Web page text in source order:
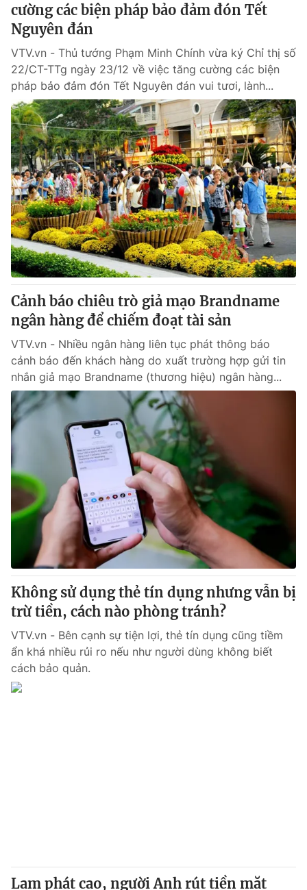
Tổng Biên tập: Vũ Thanh Thủy
Phó Tổng Biên tập:
Nguyễn Trọng Ninh
Tổng đài VTV: 024.38 355 931 - 024.38 355 932
Ðiện thoại Thời báo VTV:024.66 897 897
Email:toasoan@vtv.vn
Liên hệ quảng cáo:024-7300.7108
® Cấm sao chép dưới mọi hình thức nếu không có sự chấp
thuận bằng văn bản. Ghi rõ nguồn VTV.vn khi phát hành lại
thông tin từ website này.
cường các biện pháp bảo đảm đón Tết
Nguyên đán
VTV.vn - Thủ tướng Phạm Minh Chính vừa ký Chỉ thị số
22/CT-TTg ngày 23/12 về việc tăng cường các biện
pháp bảo đảm đón Tết Nguyên đán vui tươi, lành...
Cảnh báo chiêu trò giả mạo Brandname
ngân hàng để chiếm đoạt tài sản
VTV.vn - Nhiều ngân hàng liên tục phát thông báo
cảnh báo đến khách hàng do xuất trường hợp gửi tin
nhắn giả mạo Brandname (thương hiệu) ngân hàng...
Không sử dụng thẻ tín dụng nhưng vẫn bị
trừ tiền, cách nào phòng tránh?
VTV.vn - Bên cạnh sự tiện lợi, thẻ tín dụng cũng tiềm
ẩn khá nhiều rủi ro nếu như người dùng không biết
cách bảo quản.
Lạm phát cao, người Anh rút tiền mặt